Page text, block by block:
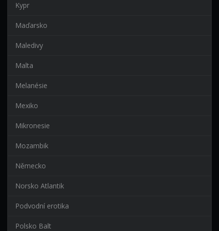
Kypr
Maďarsko
Maledivy
Malta
Melanésie
Mexiko
Mikronesie
Mozambik
Německo
Norsko Atlantik
Podvodní erotika
Polsko Balt